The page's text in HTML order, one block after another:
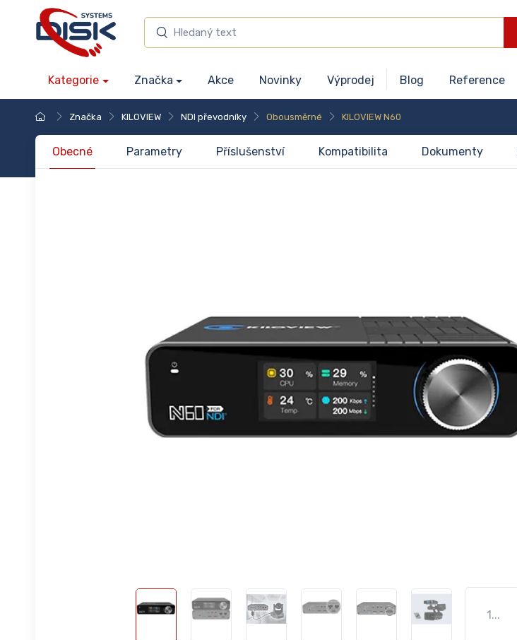
Kategorie Značka Akce Novinky Výprodej Blog Reference
Značka KILOVIEW NDI převodníky Obousměrné KILOVIEW N60
Obecné Parametry Příslušenství Kompatibilita Dokumenty
1...